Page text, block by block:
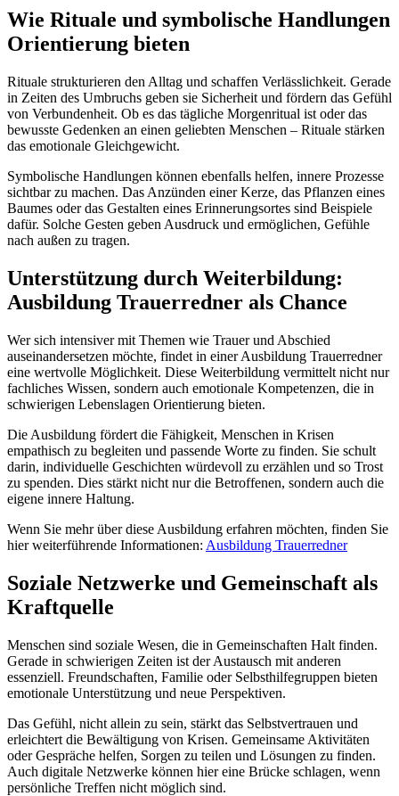
Wie Rituale und symbolische Handlungen
Orientierung bieten
Rituale strukturieren den Alltag und schaffen Verlässlichkeit. Gerade
in Zeiten des Umbruchs geben sie Sicherheit und fördern das Gefühl
von Verbundenheit. Ob es das tägliche Morgenritual ist oder das
bewusste Gedenken an einen geliebten Menschen – Rituale stärken
das emotionale Gleichgewicht.
Symbolische Handlungen können ebenfalls helfen, innere Prozesse
sichtbar zu machen. Das Anzünden einer Kerze, das Pflanzen eines
Baumes oder das Gestalten eines Erinnerungsortes sind Beispiele
dafür. Solche Gesten geben Ausdruck und ermöglichen, Gefühle
nach außen zu tragen.
Unterstützung durch Weiterbildung:
Ausbildung Trauerredner als Chance
Wer sich intensiver mit Themen wie Trauer und Abschied
auseinandersetzen möchte, findet in einer Ausbildung Trauerredner
eine wertvolle Möglichkeit. Diese Weiterbildung vermittelt nicht nur
fachliches Wissen, sondern auch emotionale Kompetenzen, die in
schwierigen Lebenslagen Orientierung bieten.
Die Ausbildung fördert die Fähigkeit, Menschen in Krisen
empathisch zu begleiten und passende Worte zu finden. Sie schult
darin, individuelle Geschichten würdevoll zu erzählen und so Trost
zu spenden. Dies stärkt nicht nur die Betroffenen, sondern auch die
eigene innere Haltung.
Wenn Sie mehr über diese Ausbildung erfahren möchten, finden Sie
hier weiterführende Informationen: Ausbildung Trauerredner
Soziale Netzwerke und Gemeinschaft als
Kraftquelle
Menschen sind soziale Wesen, die in Gemeinschaften Halt finden.
Gerade in schwierigen Zeiten ist der Austausch mit anderen
essenziell. Freundschaften, Familie oder Selbsthilfegruppen bieten
emotionale Unterstützung und neue Perspektiven.
Das Gefühl, nicht allein zu sein, stärkt das Selbstvertrauen und
erleichtert die Bewältigung von Krisen. Gemeinsame Aktivitäten
oder Gespräche helfen, Sorgen zu teilen und Lösungen zu finden.
Auch digitale Netzwerke können hier eine Brücke schlagen, wenn
persönliche Treffen nicht möglich sind.